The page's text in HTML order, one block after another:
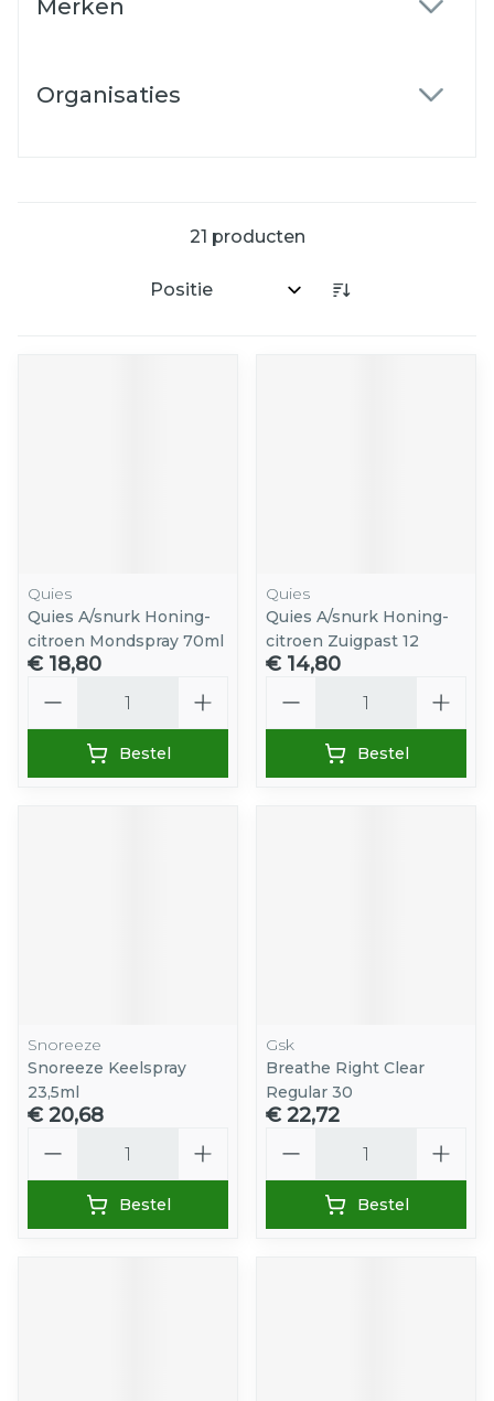
Merken
Organisaties
21 producten
Sorteer op:
Quies
Quies A/snurk Honing-
citroen Mondspray 70ml
€ 18,80
Bestel
Quies
Quies A/snurk Honing-
citroen Zuigpast 12
€ 14,80
Bestel
Snoreeze
Snoreeze Keelspray
23,5ml
€ 20,68
Bestel
Gsk
Breathe Right Clear
Regular 30
€ 22,72
Bestel